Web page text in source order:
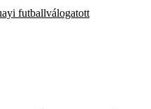
futballválogatott